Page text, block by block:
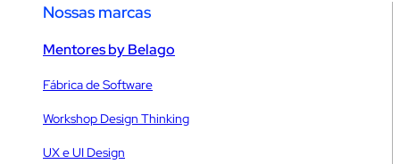
Nossas marcas
Mentores by Belago
Fábrica de Software
Workshop Design Thinking
UX e UI Design